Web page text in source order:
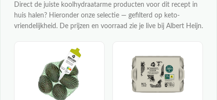
Direct de juiste koolhydraatarme producten voor dit recept in
huis halen? Hieronder onze selectie — gefilterd op keto-
vriendelijkheid. De prijzen en voorraad zie je live bij Albert Heijn.